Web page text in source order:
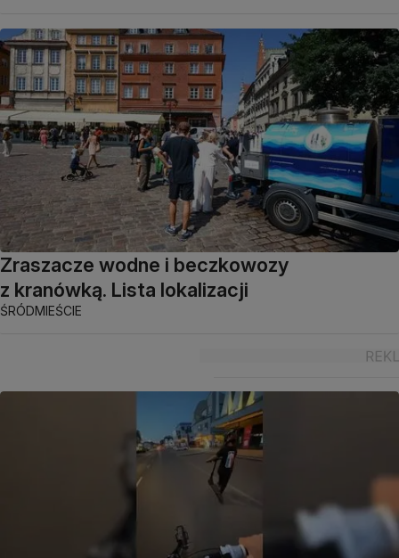
Zraszacze wodne i beczkowozy
z kranówką. Lista lokalizacji
ŚRÓDMIEŚCIE